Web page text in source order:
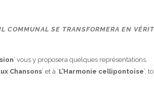
COMMUNAL SE TRANSFORMERA EN
’ vous y proposera quelques représentations.
Chansons’ et à ‘L’Harmonie cellipontoise’,